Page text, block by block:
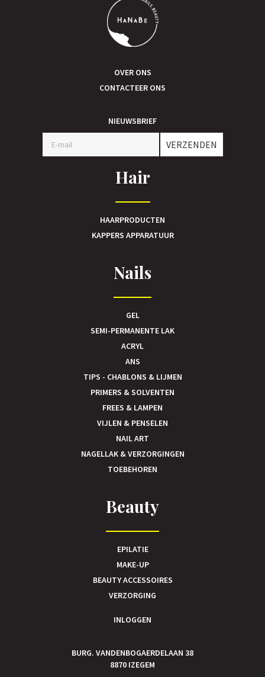
OVER ONS
CONTACTEER ONS
NIEUWSBRIEF
VERZENDEN
Hair
HAARPRODUCTEN
KAPPERS APPARATUUR
Nails
GEL
SEMI-PERMANENTE LAK
ACRYL
ANS
TIPS - CHABLONS & LIJMEN
PRIMERS & SOLVENTEN
FREES & LAMPEN
VIJLEN & PENSELEN
NAIL ART
NAGELLAK & VERZORGINGEN
TOEBEHOREN
Beauty
EPILATIE
MAKE-UP
BEAUTY ACCESSOIRES
VERZORGING
INLOGGEN
BURG. VANDENBOGAERDELAAN 38
8870 IZEGEM